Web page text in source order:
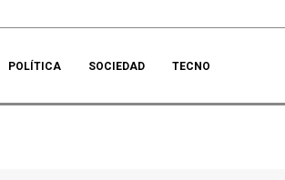
POLÍTICA SOCIEDAD TECNO